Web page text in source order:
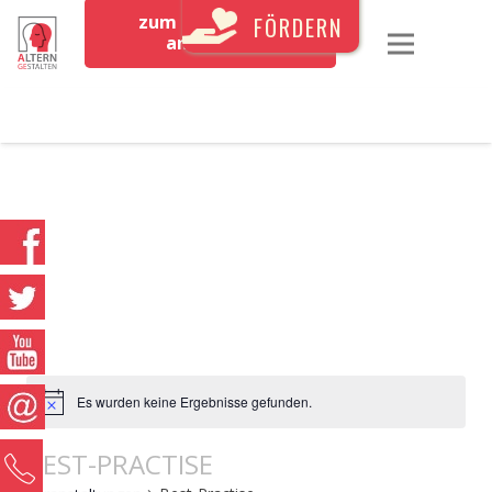
zum Newsletter
anmeldenFÖRDERN
Es wurden keine Ergebnisse gefunden.
BEST-PRACTISE